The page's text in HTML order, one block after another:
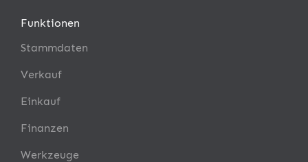
Funktionen
Stammdaten
Verkauf
Einkauf
Finanzen
Werkzeuge